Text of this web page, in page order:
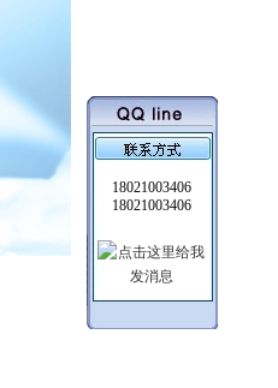
18021003406
18021003406